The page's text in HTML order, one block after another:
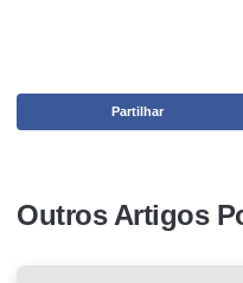
Partilhar
Outros Artigos